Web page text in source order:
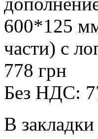
600*125
части) с
778 грн
Без НДС:
В закладки